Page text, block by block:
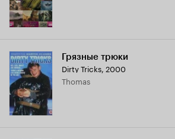
Грязные трюки
Dirty Tricks, 2000
Thomas